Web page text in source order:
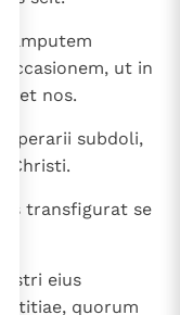
amputem
ut in
et nos.
operarii subdoli,
Christi.
transfigurat se
eius
quorum